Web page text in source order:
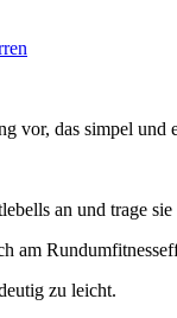
vor, das simpel und
an und trage
am
zu leicht.